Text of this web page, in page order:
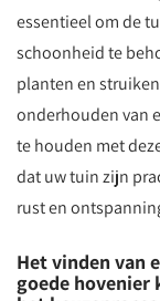
essentieel om de
schoonheid te
planten en
onderhouden van
te houden met
dat uw tuin zijn
rust en
Het vinden van
goede hovenier